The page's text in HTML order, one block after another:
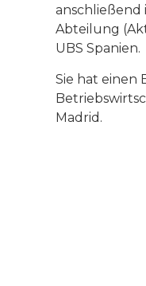
anschließend
Abteilung
UBS Spanien.
Sie hat einen
Madrid.